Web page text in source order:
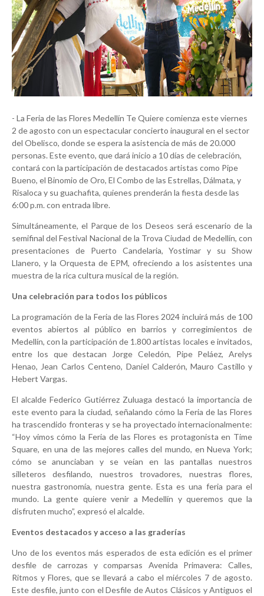
- La Feria de las Flores Medellín Te Quiere comienza este viernes
2 de agosto con un espectacular concierto inaugural en el sector
del Obelisco, donde se espera la asistencia de más de 20.000
personas. Este evento, que dará inicio a 10 días de celebración,
contará con la participación de destacados artistas como Pipe
Bueno, el Binomio de Oro, El Combo de las Estrellas, Dálmata, y
Risaloca y su guachafita, quienes prenderán la fiesta desde las
6:00 p.m. con entrada libre.
Simultáneamente, el Parque de los Deseos será escenario de la
semifinal del Festival Nacional de la Trova Ciudad de Medellín, con
presentaciones de Puerto Candelaria, Yostimar y su Show
Llanero, y la Orquesta de EPM, ofreciendo a los asistentes una
muestra de la rica cultura musical de la región.
Una celebración para todos los públicos
La programación de la Feria de las Flores 2024 incluirá más de 100
eventos abiertos al público en barrios y corregimientos de
Medellín, con la participación de 1.800 artistas locales e invitados,
entre los que destacan Jorge Celedón, Pipe Peláez, Arelys
Henao, Jean Carlos Centeno, Daniel Calderón, Mauro Castillo y
Hebert Vargas.
El alcalde Federico Gutiérrez Zuluaga destacó la importancia de
este evento para la ciudad, señalando cómo la Feria de las Flores
ha trascendido fronteras y se ha proyectado internacionalmente:
“Hoy vimos cómo la Feria de las Flores es protagonista en Time
Square, en una de las mejores calles del mundo, en Nueva York;
cómo se anunciaban y se veían en las pantallas nuestros
silleteros desfilando, nuestros trovadores, nuestras flores,
nuestra gastronomía, nuestra gente. Esta es una feria para el
mundo. La gente quiere venir a Medellín y queremos que la
disfruten mucho”, expresó el alcalde.
Eventos destacados y acceso a las graderías
Uno de los eventos más esperados de esta edición es el primer
desfile de carrozas y comparsas Avenida Primavera: Calles,
Ritmos y Flores, que se llevará a cabo el miércoles 7 de agosto.
Este desfile, junto con el Desfile de Autos Clásicos y Antiguos el